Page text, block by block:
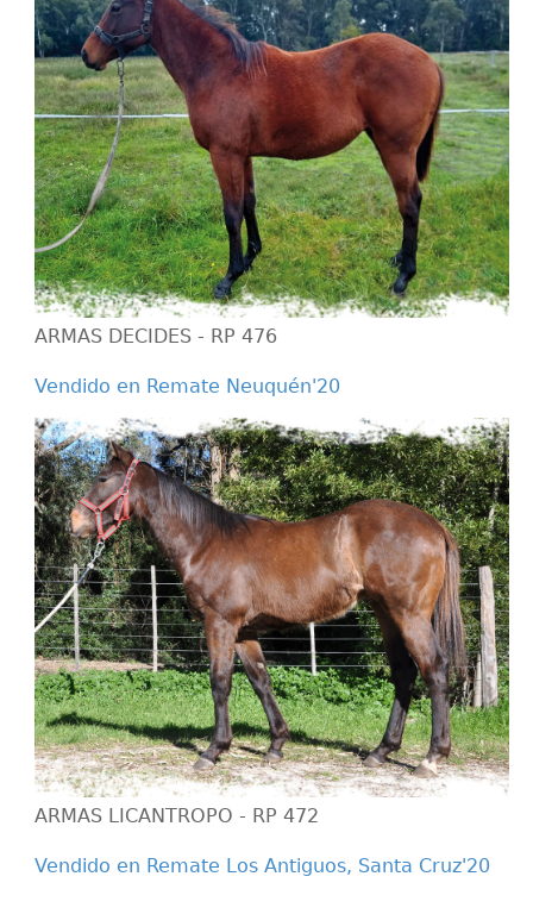
ARMAS DECIDES - RP 476
Vendido en Remate Neuquén'20
ARMAS LICANTROPO - RP 472
Vendido en Remate Los Antiguos, Santa Cruz'20